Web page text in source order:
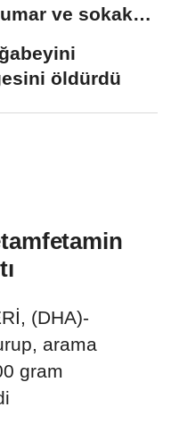
ve sokak
öldürdü
(DHA)-
arama
gram